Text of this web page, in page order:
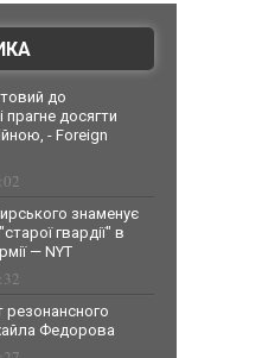
до
прагне досягти
- Foreign
знаменує
гвардії" в
— NYT
резонансного
Федорова